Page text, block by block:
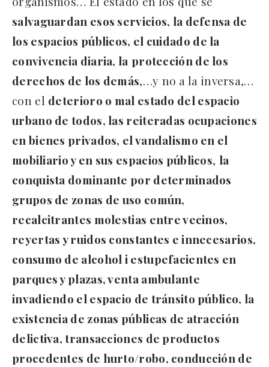
salvaguardan esos servicios, la defensa de
los espacios públicos, el cuidado de la
convivencia diaria, la protección de los
derechos de los demás,…y no a la inversa,…
con el deterioro o mal estado del espacio
urbano de todos, las reiteradas ocupaciones
en bienes privados, el vandalismo en el
mobiliario y en sus espacios públicos, la
conquista dominante por determinados
grupos de zonas de uso común,
recalcitrantes molestias entre vecinos,
reyertas y ruidos constantes e innecesarios,
consumo de alcohol i estupefacientes en
parques y plazas, venta ambulante
invadiendo el espacio de tránsito público, la
existencia de zonas públicas de atracción
delictiva, transacciones de productos
procedentes de hurto/robo, conducción de